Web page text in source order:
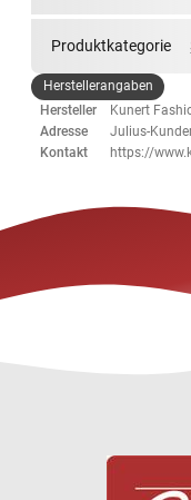
Produktkategorie
Herstellerangaben
Hersteller
Kunert
Adresse
Julius-
Kontakt
https://